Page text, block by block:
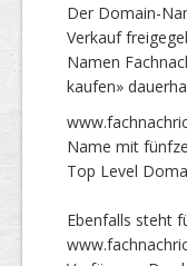
Der Domain-
Verkauf
Namen
kaufen»
Name mit
Top Level
Ebenfalls steht